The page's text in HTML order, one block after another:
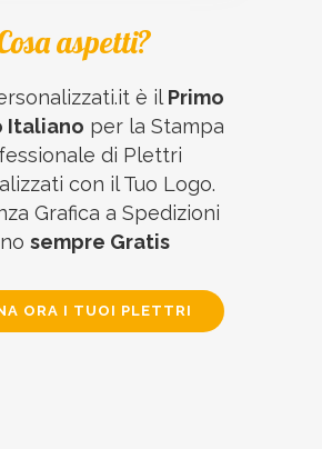
aspetti?
è il Primo
Italiano per la Stampa
di Plettri
con il Tuo Logo.
Grafica a Spedizioni
sempre Gratis
ORA I TUOI PLETTRI